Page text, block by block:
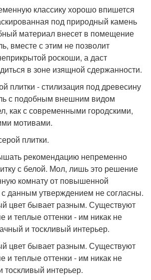
классику хорошо впишется
под природный камень
материал внесет в помещение
вместе с этим не позволит
роскоши, а даст
в зоне изящной сдержанности.
плитки - стилизация под древесину
с подобным внешним видом
как с современными городскими,
мотивами.
плитки.
рекомендацию непременно
с белой. Мол, лишь это решение
комнату от повышенной
данным утверждением не согласны.
цвет бывает разным. Существуют
и теплые оттенки - им никак не
и тоскливый интерьер.
цвет бывает разным. Существуют
и теплые оттенки - им никак не
тоскливый интерьер.